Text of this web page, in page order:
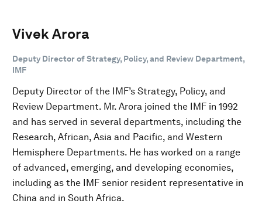
Vivek Arora
Deputy Director of Strategy, Policy, and Review Department,
IMF
Deputy Director of the IMF’s Strategy, Policy, and
Review Department. Mr. Arora joined the IMF in 1992
and has served in several departments, including the
Research, African, Asia and Pacific, and Western
Hemisphere Departments. He has worked on a range
of advanced, emerging, and developing economies,
including as the IMF senior resident representative in
China and in South Africa.